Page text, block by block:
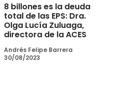
8 billones es la deuda
total de las EPS: Dra.
Olga Lucía Zuluaga,
directora de la ACES
Andrés Felipe Barrera
30/08/2023